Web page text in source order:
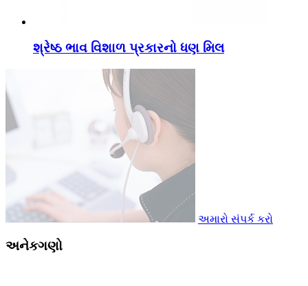
શ્રેષ્ઠ ભાવ વિશાળ પ્રકારનો ધણ મિલ
અમારો સંપર્ક કરો
અનેકગણો